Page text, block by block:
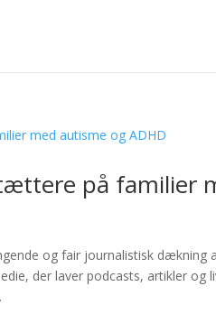
på familier
og fair journalistisk dækning
der laver podcasts, artikler og